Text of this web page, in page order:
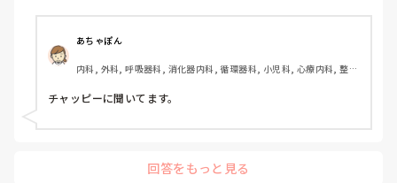
あちゃぽん
内科, 外科, 呼吸器科, 消化器内科, 循環器科, 小児科, 心療内科, 整形
合診療科, 救急科, 超急性期, ICU, CCU, HCU, その他の科, ママナー
ス, 外来, 神経内科, 脳神経外科, NICU, 消化器外科, 一般病院, 慢性
チャッピーに聞いてます。
回答をもっと見る